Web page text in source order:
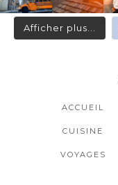
Afficher plus...
ACCUEIL
CUISINE
VOYAGES